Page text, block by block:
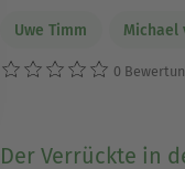
Uwe Timm Michael
0
Der Verrückte in